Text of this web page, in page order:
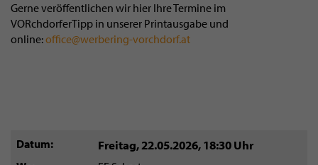
Gerne veröffentlichen wir hier Ihre Termine im
VORchdorferTipp in unserer Printausgabe und
online:office@werbering-vorchdorf.at
Datum Freitag, 22.05.2026,18:30 Uhr